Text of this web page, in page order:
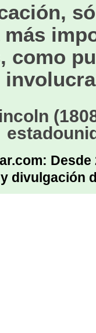
más
como
divulgación